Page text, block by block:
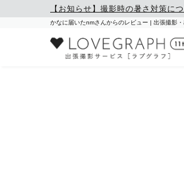
【お知らせ】撮影時の暑さ対策に
かなに届いたnmさんからのレビュー | 出張撮影